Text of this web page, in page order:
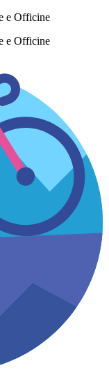
e Officine
e Officine